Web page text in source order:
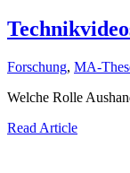
Forschung, MA-
Welche Rolle
Read Article